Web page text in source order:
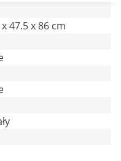
47.5 x 86 cm